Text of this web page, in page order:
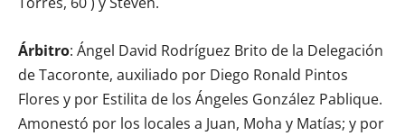
Árbitro: Ángel David Rodríguez Brito de la Delegación
de Tacoronte, auxiliado por Diego Ronald Pintos
Flores y por Estilita de los Ángeles González Pablique.
Amonestó por los locales a Juan, Moha y Matías; y por